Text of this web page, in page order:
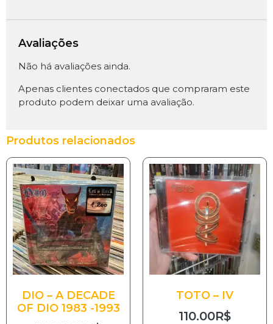
Avaliações
Não há avaliações ainda.
Apenas clientes conectados que compraram este
produto podem deixar uma avaliação.
Produtos relacionados
DIO – A DECADE
OF DIO 1983 -1993
TOTO – IV
110.00R$